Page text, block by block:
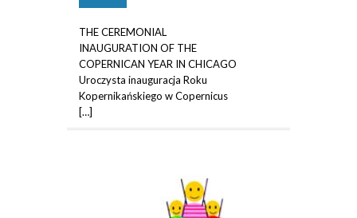
THE CEREMONIAL
INAUGURATION OF THE
COPERNICAN YEAR IN CHICAGO
Uroczysta inauguracja Roku
Kopernikańskiego w Copernicus
[…]